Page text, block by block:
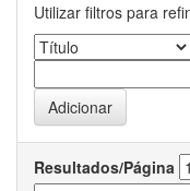
Utilizar filtros para
Resultados/Página